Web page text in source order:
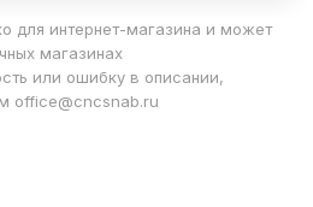
для интернет-магазина и может
магазинах
или ошибку в описании,
office@cncsnab.ru